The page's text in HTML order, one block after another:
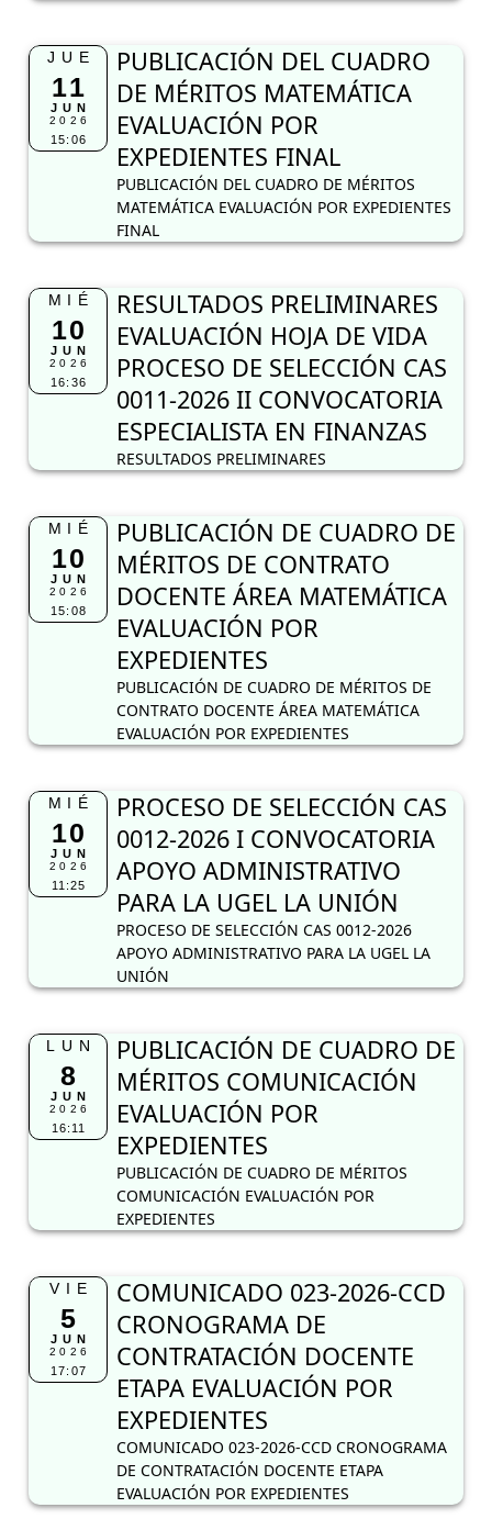
JUE
11
JUN
2026
15:06
PUBLICACIÓN DEL CUADRO
DE MÉRITOS MATEMÁTICA
EVALUACIÓN POR
EXPEDIENTES FINAL
PUBLICACIÓN DEL CUADRO DE MÉRITOS
MATEMÁTICA EVALUACIÓN POR EXPEDIENTES
FINAL
MIÉ
10
JUN
2026
16:36
RESULTADOS PRELIMINARES
EVALUACIÓN HOJA DE VIDA
PROCESO DE SELECCIÓN CAS
0011-2026 II CONVOCATORIA
ESPECIALISTA EN FINANZAS
RESULTADOS PRELIMINARES
MIÉ
10
JUN
2026
15:08
PUBLICACIÓN DE CUADRO DE
MÉRITOS DE CONTRATO
DOCENTE ÁREA MATEMÁTICA
EVALUACIÓN POR
EXPEDIENTES
PUBLICACIÓN DE CUADRO DE MÉRITOS DE
CONTRATO DOCENTE ÁREA MATEMÁTICA
EVALUACIÓN POR EXPEDIENTES
MIÉ
10
JUN
2026
11:25
PROCESO DE SELECCIÓN CAS
0012-2026 I CONVOCATORIA
APOYO ADMINISTRATIVO
PARA LA UGEL LA UNIÓN
PROCESO DE SELECCIÓN CAS 0012-2026
APOYO ADMINISTRATIVO PARA LA UGEL LA
UNIÓN
LUN
8
JUN
2026
16:11
PUBLICACIÓN DE CUADRO DE
MÉRITOS COMUNICACIÓN
EVALUACIÓN POR
EXPEDIENTES
PUBLICACIÓN DE CUADRO DE MÉRITOS
COMUNICACIÓN EVALUACIÓN POR
EXPEDIENTES
VIE
5
JUN
2026
17:07
COMUNICADO 023-2026-CCD
CRONOGRAMA DE
CONTRATACIÓN DOCENTE
ETAPA EVALUACIÓN POR
EXPEDIENTES
COMUNICADO 023-2026-CCD CRONOGRAMA
DE CONTRATACIÓN DOCENTE ETAPA
EVALUACIÓN POR EXPEDIENTES